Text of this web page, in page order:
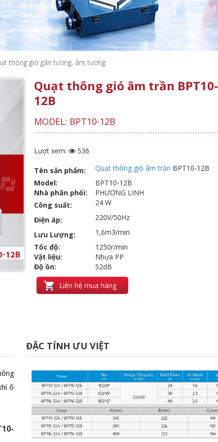
thông gió gắn tường, âm tường
Quạt thông gió âm trần BPT10-
12B
MODEL: BPT10-12B
Lượt xem: 536
Tên sản phẩm: Quạt thông gió âm trần BPT10-12B
Model:
BPT10-12B
Nhà phân phối: PHƯƠNG LINH
Công suất:
24 W
Điện áp:
220V/50Hz
Lưu Lượng:
1,6m3/min
Tốc độ:
1250r/min
Vật liệu:
Nhựa PP
Độ ồn:
52dB
Liên hệ mua hàng
ô
ĐẶC TÍNH ƯU VIỆT